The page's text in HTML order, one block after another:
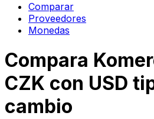
Comparar
Proveedores
Monedas
Compara
CZK con USD
cambio